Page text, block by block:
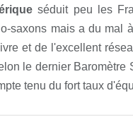
séduit peu les
saxons mais a du mal
et de l'excellent
le dernier Baromètre
tenu du fort taux